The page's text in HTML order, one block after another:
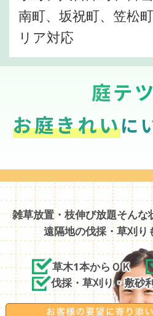
南町、坂祝町、笠松
リア対応
庭テ
お庭きれいに
雑草放置・枝伸び放題そん
遠隔地の伐採・草刈り
草木1本からＯＫ
伐採・草刈り・敷砂